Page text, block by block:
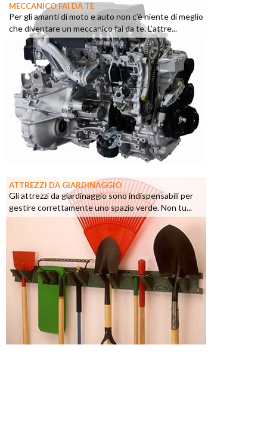
MECCANICO FAI DA TE
Per gli amanti di moto e auto non c’è niente di meglio
che diventare un meccanico fai da te. L’attre...
ATTREZZI DA GIARDINAGGIO
Gli attrezzi da giardinaggio sono indispensabili per
gestire correttamente uno spazio verde. Non tu...